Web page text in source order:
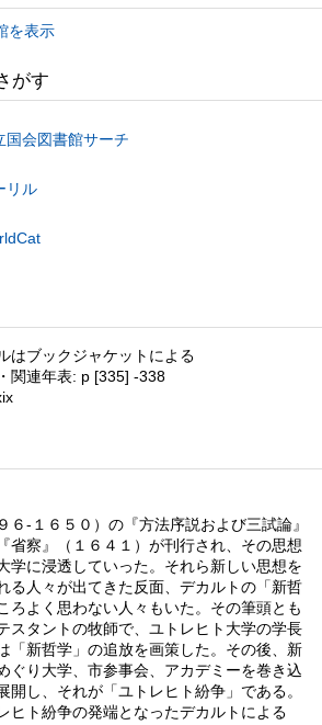
を表示
がす
国会図書館サーチ
リル
はブックジャケットによる
関連年表: p [335] -338
６‐１６５０）の『方法序説および三試論』
省察』（１６４１）が刊行され、その思想
学に浸透していった。それら新しい思想を
る人々が出てきた反面、デカルトの「新哲
ろよく思わない人々もいた。その筆頭とも
スタントの牧師で、ユトレヒト大学の学長
「新哲学」の追放を画策した。その後、新
ぐり大学、市参事会、アカデミーを巻き込
開し、それが「ユトレヒト紛争」である。
ヒト紛争の発端となったデカルトによる